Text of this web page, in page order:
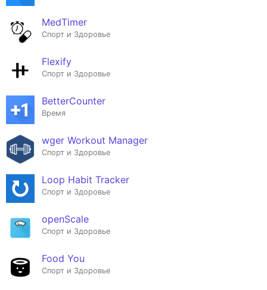
MedTimer
Спорт и Здоровье
Flexify
Спорт и Здоровье
BetterCounter
Время
wger Workout Manager
Спорт и Здоровье
Loop Habit Tracker
Спорт и Здоровье
openScale
Спорт и Здоровье
Food You
Спорт и Здоровье